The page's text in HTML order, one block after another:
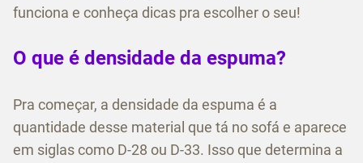
funciona e conheça dicas pra escolher o seu!
O que é densidade da espuma?
Pra começar, a densidade da espuma é a
quantidade desse material que tá no sofá e aparece
em siglas como D-28 ou D-33. Isso que determina a